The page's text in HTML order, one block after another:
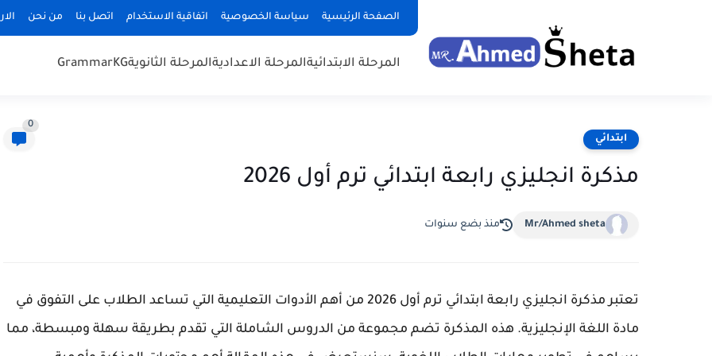
الصفحة الرئيسية سياسة الخصوصية اتفاقية الاستخدام اتصل بنا من نحن
المرحلة الابتدائيةالمرحلة الاعداديةالمرحلة الثانويةKG
Grammar
ابتدائي
0
مذكرة انجليزي رابعة ابتدائي ترم أول 2026
Mr/Ahmed sheta منذ بضع سنوات
تعتبر مذكرة انجليزي رابعة ابتدائي ترم أول 2026 من أهم الأدوات التعليمية التي تساعد الطلاب على التفوق في
مادة اللغة الإنجليزية. هذه المذكرة تضم مجموعة من الدروس الشاملة التي تقدم بطريقة سهلة ومبسطة، مما